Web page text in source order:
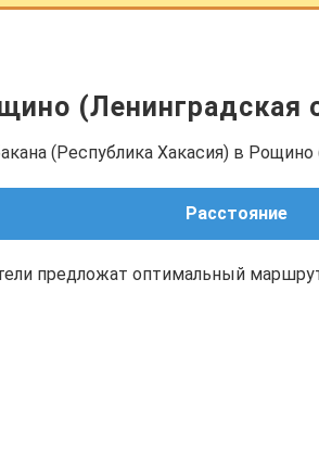
(Ленинградская
(Республика Хакасия) в Рощино
Расстояние
предложат оптимальный